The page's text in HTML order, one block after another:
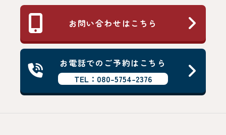
お問い合わせはこちら
お電話でのご予約はこちら
TEL：080-5754-2376